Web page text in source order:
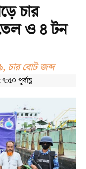
চার
তেল ও ৪ টন
চার বোট জব্দ
পূর্বাহ্ণ